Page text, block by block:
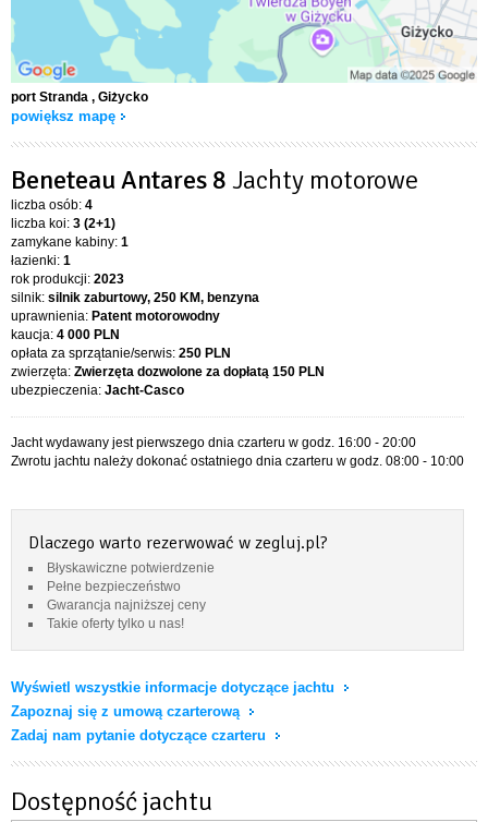
port Stranda , Giżycko
powiększ mapę
Beneteau Antares 8 Jachty motorowe
liczba osób: 4
liczba koi: 3 (2+1)
zamykane kabiny: 1
łazienki: 1
rok produkcji: 2023
silnik: silnik zaburtowy, 250 KM, benzyna
uprawnienia: Patent motorowodny
kaucja: 4 000 PLN
opłata za sprzątanie/serwis: 250 PLN
zwierzęta: Zwierzęta dozwolone za dopłatą 150 PLN
ubezpieczenia: Jacht-Casco
Jacht wydawany jest pierwszego dnia czarteru w godz. 16:00 - 20:00
Zwrotu jachtu należy dokonać ostatniego dnia czarteru w godz. 08:00 - 10:00
Dlaczego warto rezerwować w zegluj.pl?
Błyskawiczne potwierdzenie
Pełne bezpieczeństwo
Gwarancja najniższej ceny
Takie oferty tylko u nas!
Wyświetl wszystkie informacje dotyczące jachtu
Zapoznaj się z umową czarterową
Zadaj nam pytanie dotyczące czarteru
Dostępność jachtu